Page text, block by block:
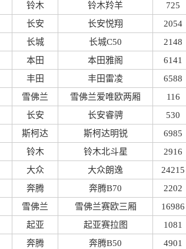
铃木 铃木羚羊 725
长安 长安悦翔 2054
长城 长城C50 2148
本田 本田雅阁 6141
丰田 丰田雷凌 6588
雪佛兰 雪佛兰爱唯欧两厢 116
长安 长安睿骋 530
斯柯达 斯柯达明锐 6985
铃木 铃木北斗星 2916
大众 大众朗逸 24215
奔腾 奔腾B70 2202
雪佛兰 雪佛兰赛欧三厢 16986
起亚 起亚赛拉图 1081
奔腾 奔腾B50 4901